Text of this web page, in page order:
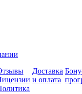
Доставка
и оплата